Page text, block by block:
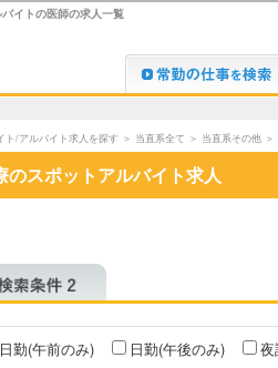
イトの医師の求人一覧
ト/アルバイト求人を探す ＞ 当直系全て ＞ 当直系その他 ＞
のスポットアルバイト求人
日勤(午前のみ) 日勤(午後のみ)